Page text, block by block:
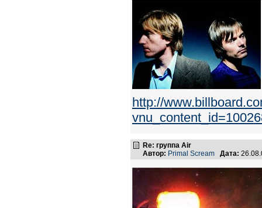
http://
Re: группа Air
Автор: Primal Scream Дата: